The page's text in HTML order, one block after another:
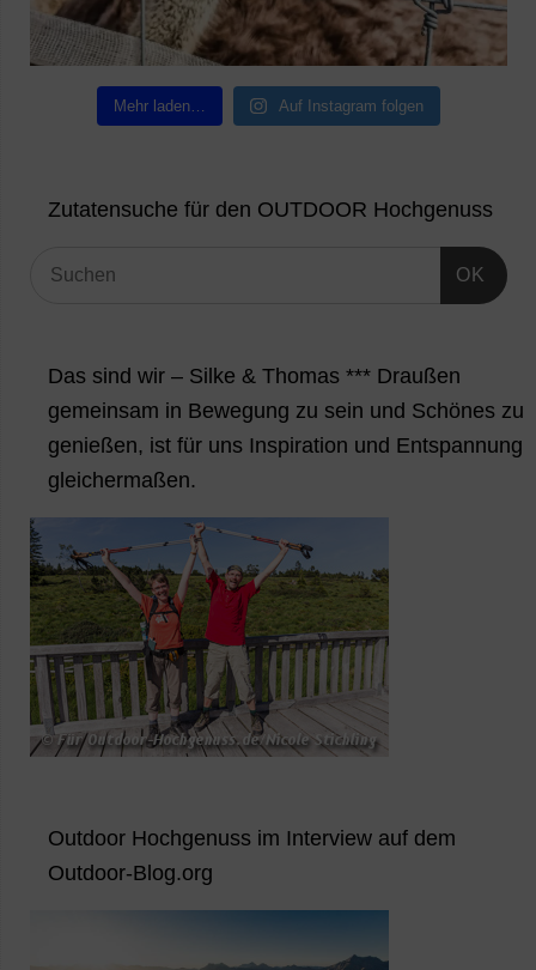
Mehr laden… Auf Instagram folgen
Zutatensuche für den OUTDOOR Hochgenuss
OK
Das sind wir – Silke & Thomas *** Draußen
gemeinsam in Bewegung zu sein und Schönes zu
genießen, ist für uns Inspiration und Entspannung
gleichermaßen.
Outdoor Hochgenuss im Interview auf dem
Outdoor-Blog.org